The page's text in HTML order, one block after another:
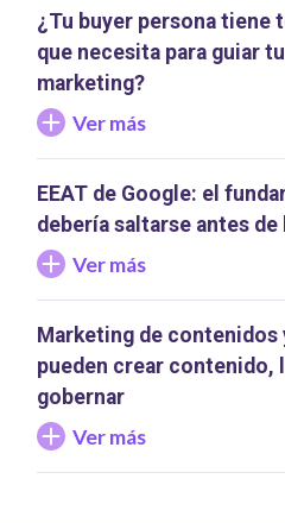
¿Tu buyer persona tiene
que necesita para guiar
marketing?
Ver más
EEAT de Google: el
debería saltarse antes de
Ver más
Marketing de contenidos
pueden crear contenido,
gobernar
Ver más